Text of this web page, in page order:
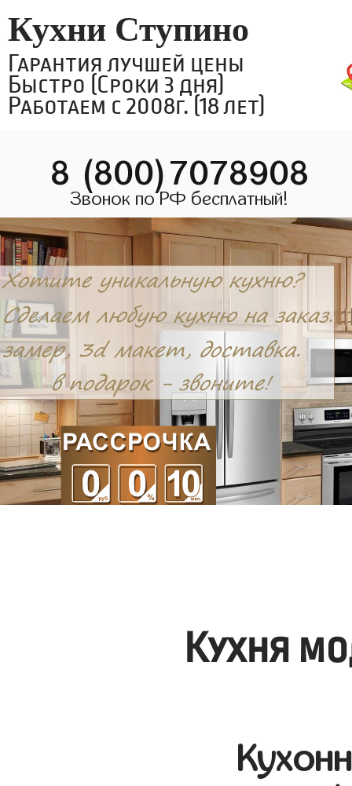
Кухни Ступино
Гарантия лучшей цены
Быстро (Сроки 3 дня)
Работаем с 2008г. (18 лет)
8 (800)7078908
Звонок по РФ бесплатный!
Кухня